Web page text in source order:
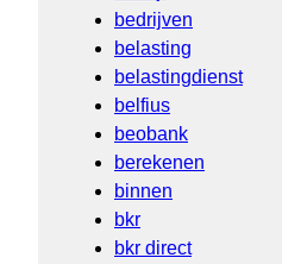
bedrijven
belasting
belastingdienst
belfius
beobank
berekenen
binnen
bkr
bkr direct